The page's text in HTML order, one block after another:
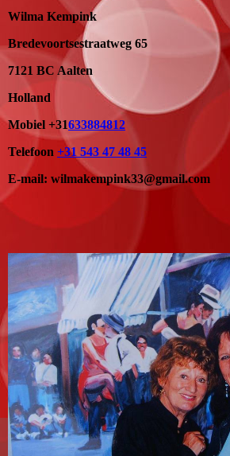
Wilma Kempink
Bredevoortsestraatweg 65
7121 BC Aalten
Holland
Mobiel +31633884812
Telefoon +31 543 47 48 45
E-mail: wilmakempink33@gmail.com